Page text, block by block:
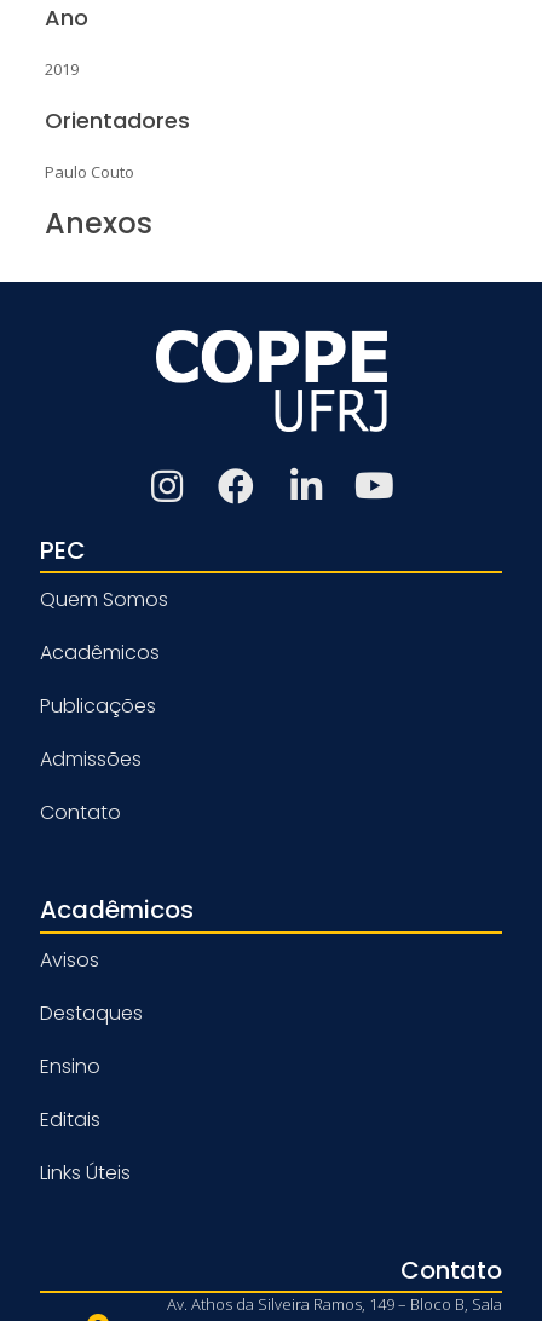
Ano
2019
Orientadores
Paulo Couto
Anexos
PEC
Quem Somos
Acadêmicos
Publicações
Admissões
Contato
Acadêmicos
Avisos
Destaques
Ensino
Editais
Links Úteis
Contato
Av. Athos da Silveira Ramos, 149 – Bloco B, Sala